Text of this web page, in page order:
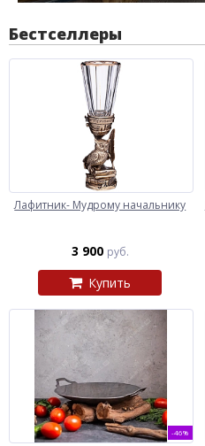
Бестселлеры
Лафитник- Мудрому начальнику
3 900 руб.
Купить
-46%